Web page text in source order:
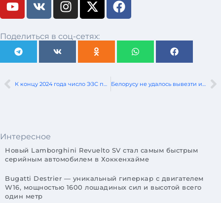
Поделиться в соц-сетях:
Интересное
Новый Lamborghini Revuelto SV стал самым быстрым
серийным автомобилем в Хоккенхайме
Bugatti Destrier — уникальный гиперкар с двигателем
W16, мощностью 1600 лошадиных сил и высотой всего
один метр